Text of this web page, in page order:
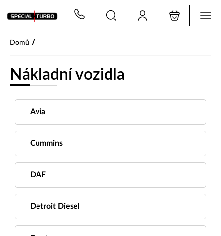
Domů /
Nákladní vozidla
Avia
Cummins
DAF
Detroit Diesel